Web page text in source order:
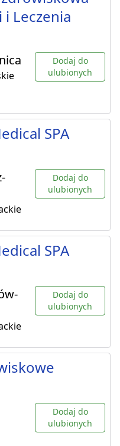
i Leczenia
Dodaj do
ulubionych
SPA
Dodaj do
ulubionych
SPA
Dodaj do
ulubionych
Dodaj do
ulubionych